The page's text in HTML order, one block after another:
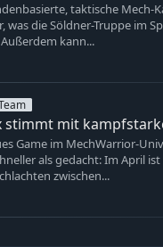
taktische Mech-
was die Söldner-Truppe im
kann...
stimmt mit
Game im MechWarrior-
als gedacht: Im April
zwischen...